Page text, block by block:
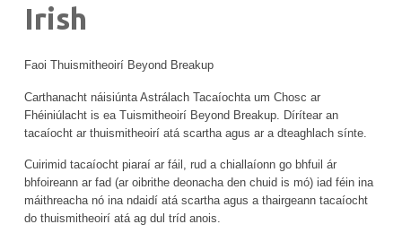
Irish
Faoi Thuismitheoirí Beyond Breakup
Carthanacht náisiúnta Astrálach Tacaíochta um Chosc ar
Fhéiniúlacht is ea Tuismitheoirí Beyond Breakup. Dírítear an
tacaíocht ar thuismitheoirí atá scartha agus ar a dteaghlach sínte.
Cuirimid tacaíocht piaraí ar fáil, rud a chiallaíonn go bhfuil ár
bhfoireann ar fad (ar oibrithe deonacha den chuid is mó) iad féin ina
máithreacha nó ina ndaidí atá scartha agus a thairgeann tacaíocht
do thuismitheoirí atá ag dul tríd anois.